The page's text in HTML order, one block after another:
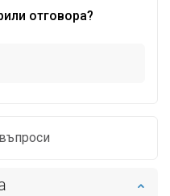
отговора?